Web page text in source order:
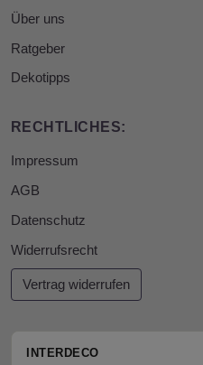
Über uns
Ratgeber
Dekotipps
RECHTLICHES:
Impressum
AGB
Datenschutz
Widerrufsrecht
Vertrag widerrufen
INTERDECO